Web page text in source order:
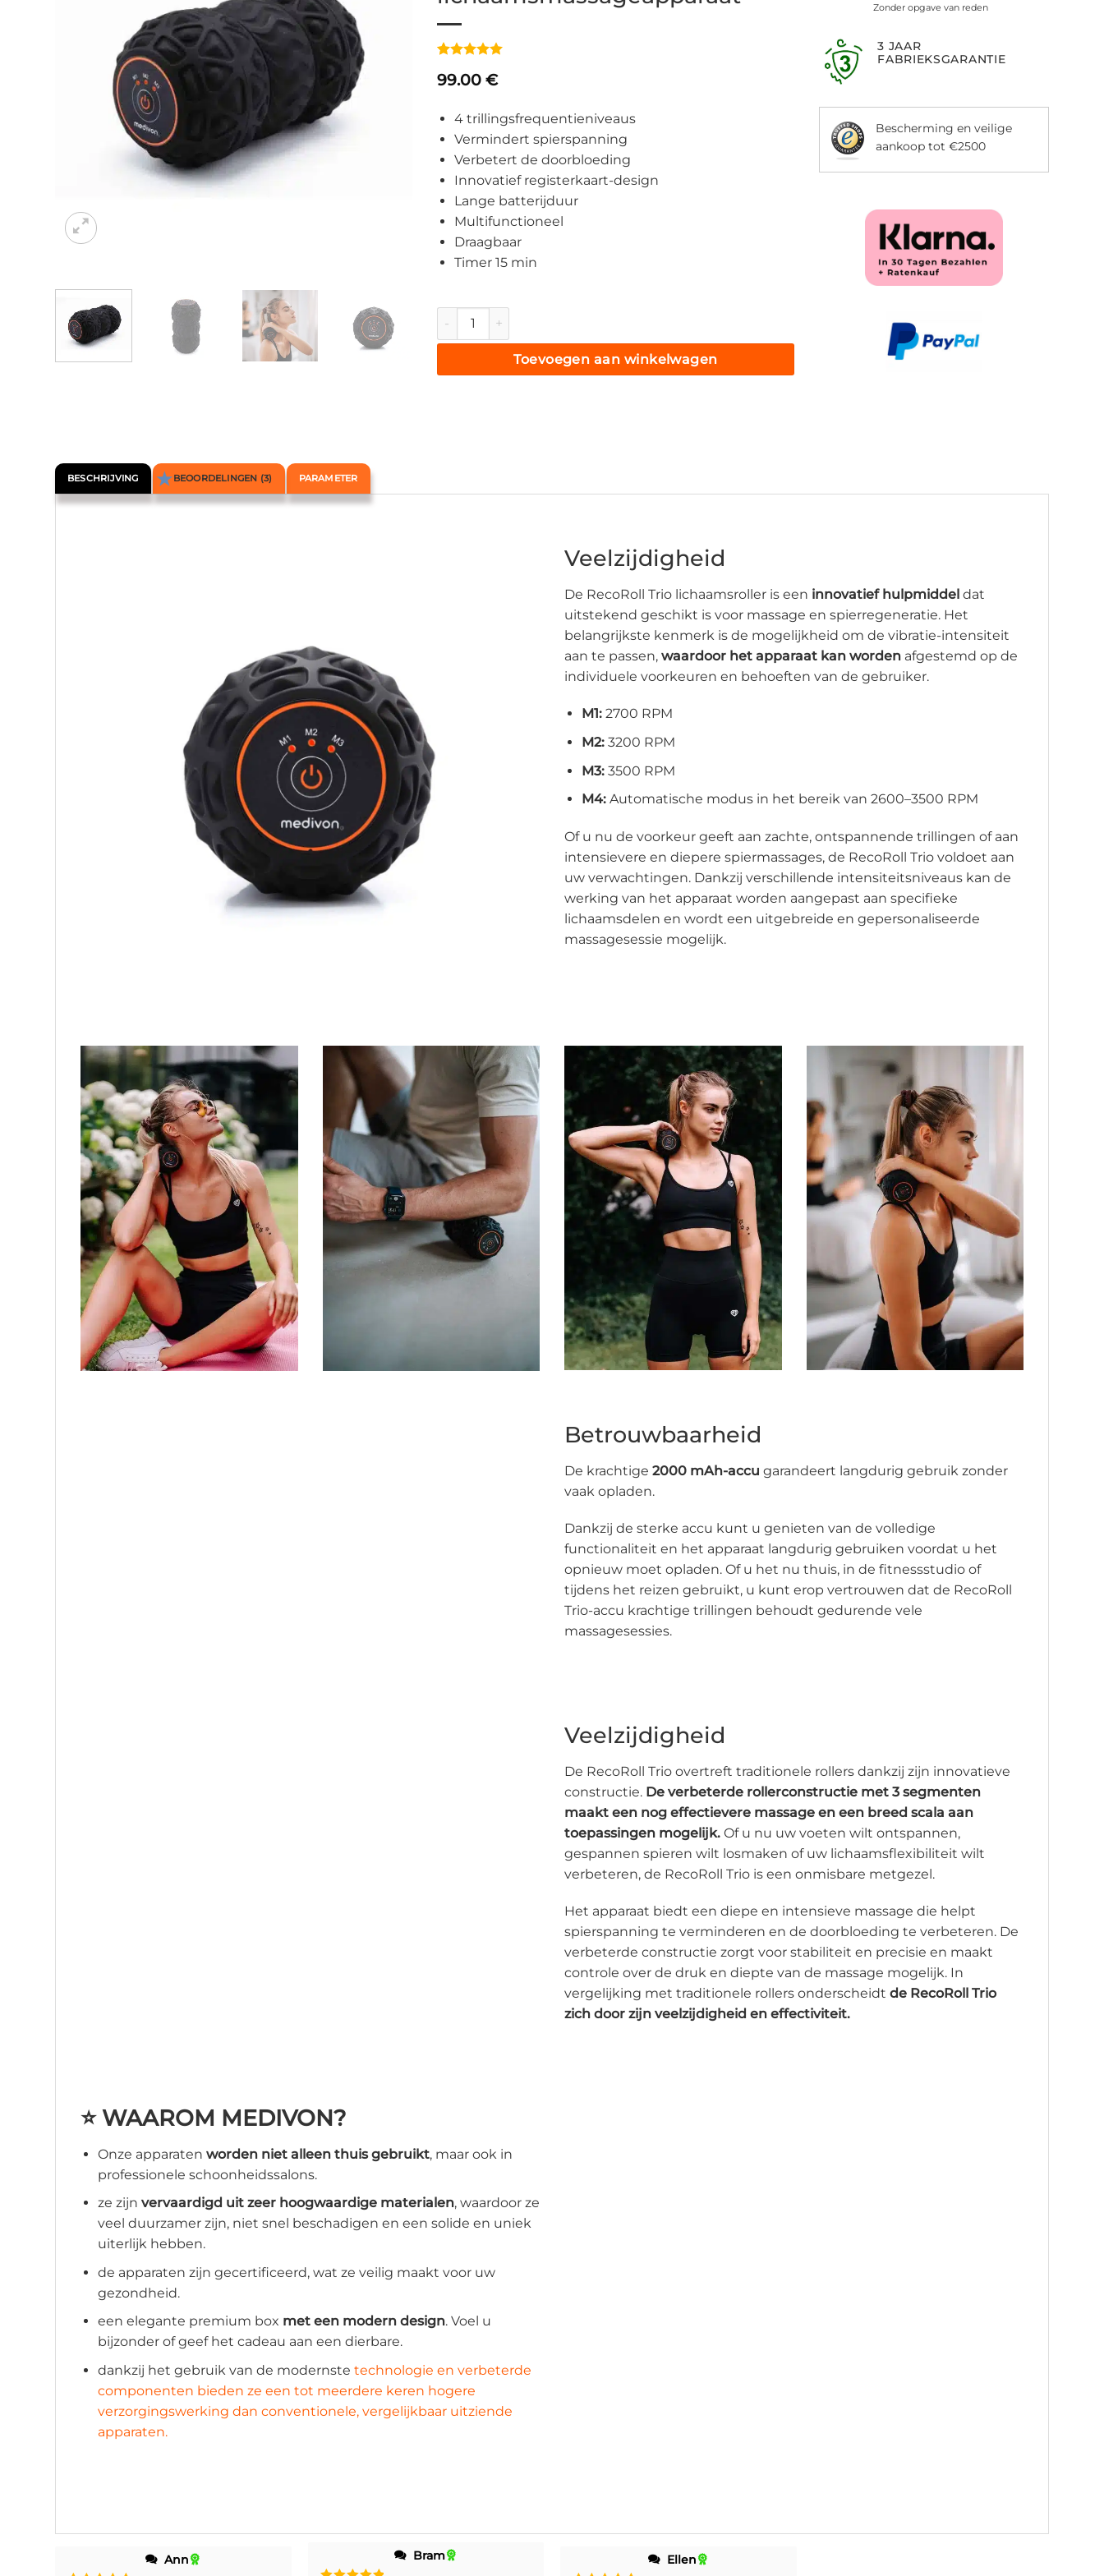
5op 5
waarderingen
99.00 €
4 trillingsfrequentieniveaus
Vermindert spierspanning
Verbetert de doorbloeding
Innovatief registerkaart-design
Lange batterijduur
Multifunctioneel
Draagbaar
Timer 15 min
Medivon RecoRoll Trio, roller, massageroller, vibrerend massageapparaat, handmatig lichaamsmassageapparaat
Toevoegen aan winkelwagen
Zonder opgave van reden
3 JAAR
FABRIEKSGARANTIE
Bescherming en veilige
aankoop tot €2500
BESCHRIJVING BEOORDELINGEN (3) PARAMETER
Veelzijdigheid
De RecoRoll Trio lichaamsroller is een innovatief hulpmiddel dat
uitstekend geschikt is voor massage en spierregeneratie. Het
belangrijkste kenmerk is de mogelijkheid om de vibratie-intensiteit
aan te passen, waardoor het apparaat kan worden afgestemd op de
individuele voorkeuren en behoeften van de gebruiker.
M1:2700 RPM
M2:3200 RPM
M3:3500 RPM
M4:Automatische modus in het bereik van 2600–3500 RPM
Of u nu de voorkeur geeft aan zachte, ontspannende trillingen of aan
intensievere en diepere spiermassages, de RecoRoll Trio voldoet aan
uw verwachtingen. Dankzij verschillende intensiteitsniveaus kan de
werking van het apparaat worden aangepast aan specifieke
lichaamsdelen en wordt een uitgebreide en gepersonaliseerde
massagesessie mogelijk.
Betrouwbaarheid
De krachtige 2000 mAh-accu garandeert langdurig gebruik zonder
vaak opladen.
Dankzij de sterke accu kunt u genieten van de volledige
functionaliteit en het apparaat langdurig gebruiken voordat u het
opnieuw moet opladen. Of u het nu thuis, in de fitnessstudio of
tijdens het reizen gebruikt, u kunt erop vertrouwen dat de RecoRoll
Trio-accu krachtige trillingen behoudt gedurende vele
massagesessies.
Veelzijdigheid
De RecoRoll Trio overtreft traditionele rollers dankzij zijn innovatieve
constructie. De verbeterde rollerconstructie met 3 segmenten
maakt een nog effectievere massage en een breed scala aan
toepassingen mogelijk. Of u nu uw voeten wilt ontspannen,
gespannen spieren wilt losmaken of uw lichaamsflexibiliteit wilt
verbeteren, de RecoRoll Trio is een onmisbare metgezel.
Het apparaat biedt een diepe en intensieve massage die helpt
spierspanning te verminderen en de doorbloeding te verbeteren. De
verbeterde constructie zorgt voor stabiliteit en precisie en maakt
controle over de druk en diepte van de massage mogelijk. In
vergelijking met traditionele rollers onderscheidt de RecoRoll Trio
zich door zijn veelzijdigheid en effectiviteit.
⭐ WAAROM MEDIVON?
Onze apparaten worden niet alleen thuis gebruikt, maar ook in
professionele schoonheidssalons.
ze zijn vervaardigd uit zeer hoogwaardige materialen, waardoor ze
veel duurzamer zijn, niet snel beschadigen en een solide en uniek
uiterlijk hebben.
de apparaten zijn gecertificeerd, wat ze veilig maakt voor uw
gezondheid.
een elegante premium box met een modern design. Voel u
bijzonder of geef het cadeau aan een dierbare.
dankzij het gebruik van de modernste technologie en verbeterde
componenten bieden ze een tot meerdere keren hogere
verzorgingswerking dan conventionele, vergelijkbaar uitziende
apparaten.
Ann Bram Ellen